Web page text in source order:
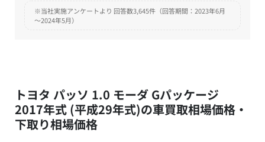
※当社実施アンケートより 回答数3,645件（回答期間：2023年6月
～2024年5月）
トヨタ パッソ 1.0 モーダ Gパッケージ
2017年式 (平成29年式)の車買取相場価格・
下取り相場価格